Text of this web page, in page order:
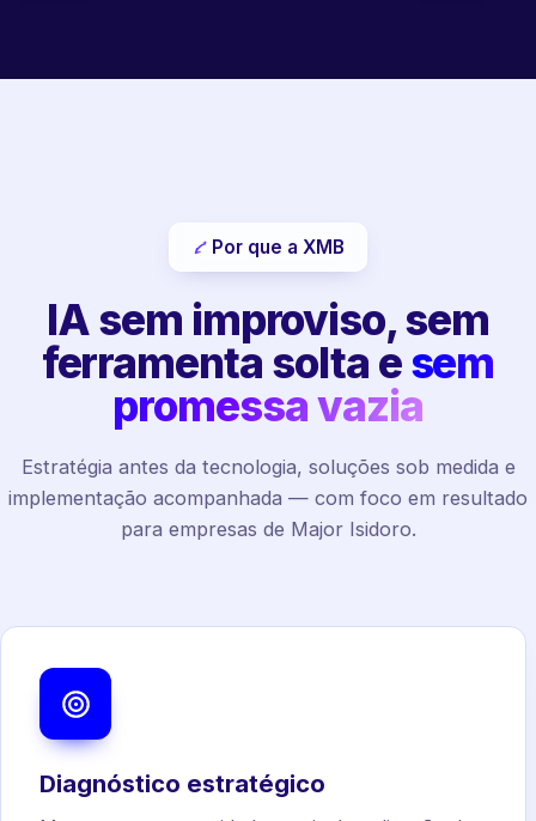
Por que a XMB
IA sem improviso, sem
ferramenta solta esem
promessa vazia
Estratégia antes da tecnologia, soluções sob medida e
implementação acompanhada — com foco em resultado
para empresas de Major Isidoro.
Diagnóstico estratégico